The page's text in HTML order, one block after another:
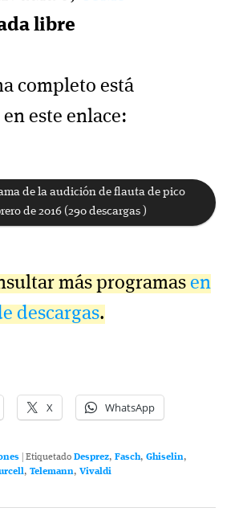
libre
completo está
este enlace:
de la audición de flauta de pico
de 2016 (290 descargas )
más programasen
descargas.
X WhatsApp
|Etiquetado Desprez,Fasch,Ghiselin,
,Telemann,Vivaldi